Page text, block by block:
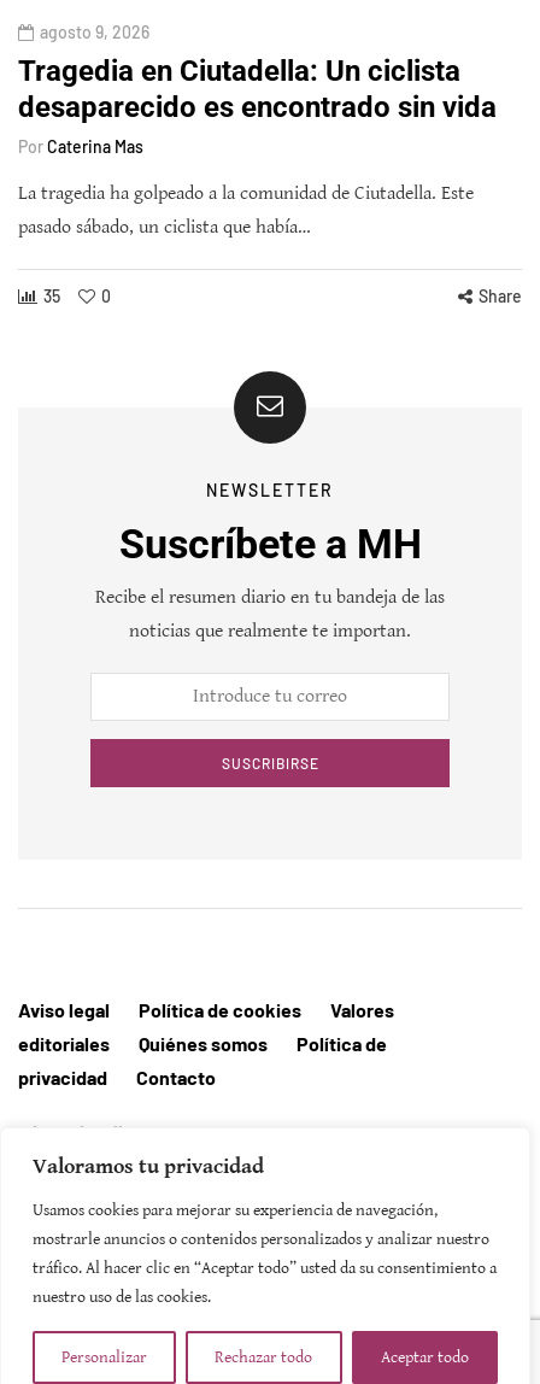
Valoramos tu privacidad
Usamos cookies para mejorar su experiencia de navegación,
mostrarle anuncios o contenidos personalizados y analizar nuestro
tráfico. Al hacer clic en “Aceptar todo” usted da su consentimiento a
nuestro uso de las cookies.
Personalizar Rechazar todo Aceptar todo
agosto 9, 2026
Tragedia en Ciutadella: Un ciclista
desaparecido es encontrado sin vida
PorCaterina Mas
La tragedia ha golpeado a la comunidad de Ciutadella. Este
pasado sábado, un ciclista que había…
35 0 Share
NEWSLETTER
Suscríbete a MH
Recibe el resumen diario en tu bandeja de las
noticias que realmente te importan.
SUSCRIBIRSE
Aviso legal Política de cookies
Valores
editoriales
Quiénes somos
Política de
privacidad
Contacto
Editorial MallorcaHora
SUSCRIBIRSE